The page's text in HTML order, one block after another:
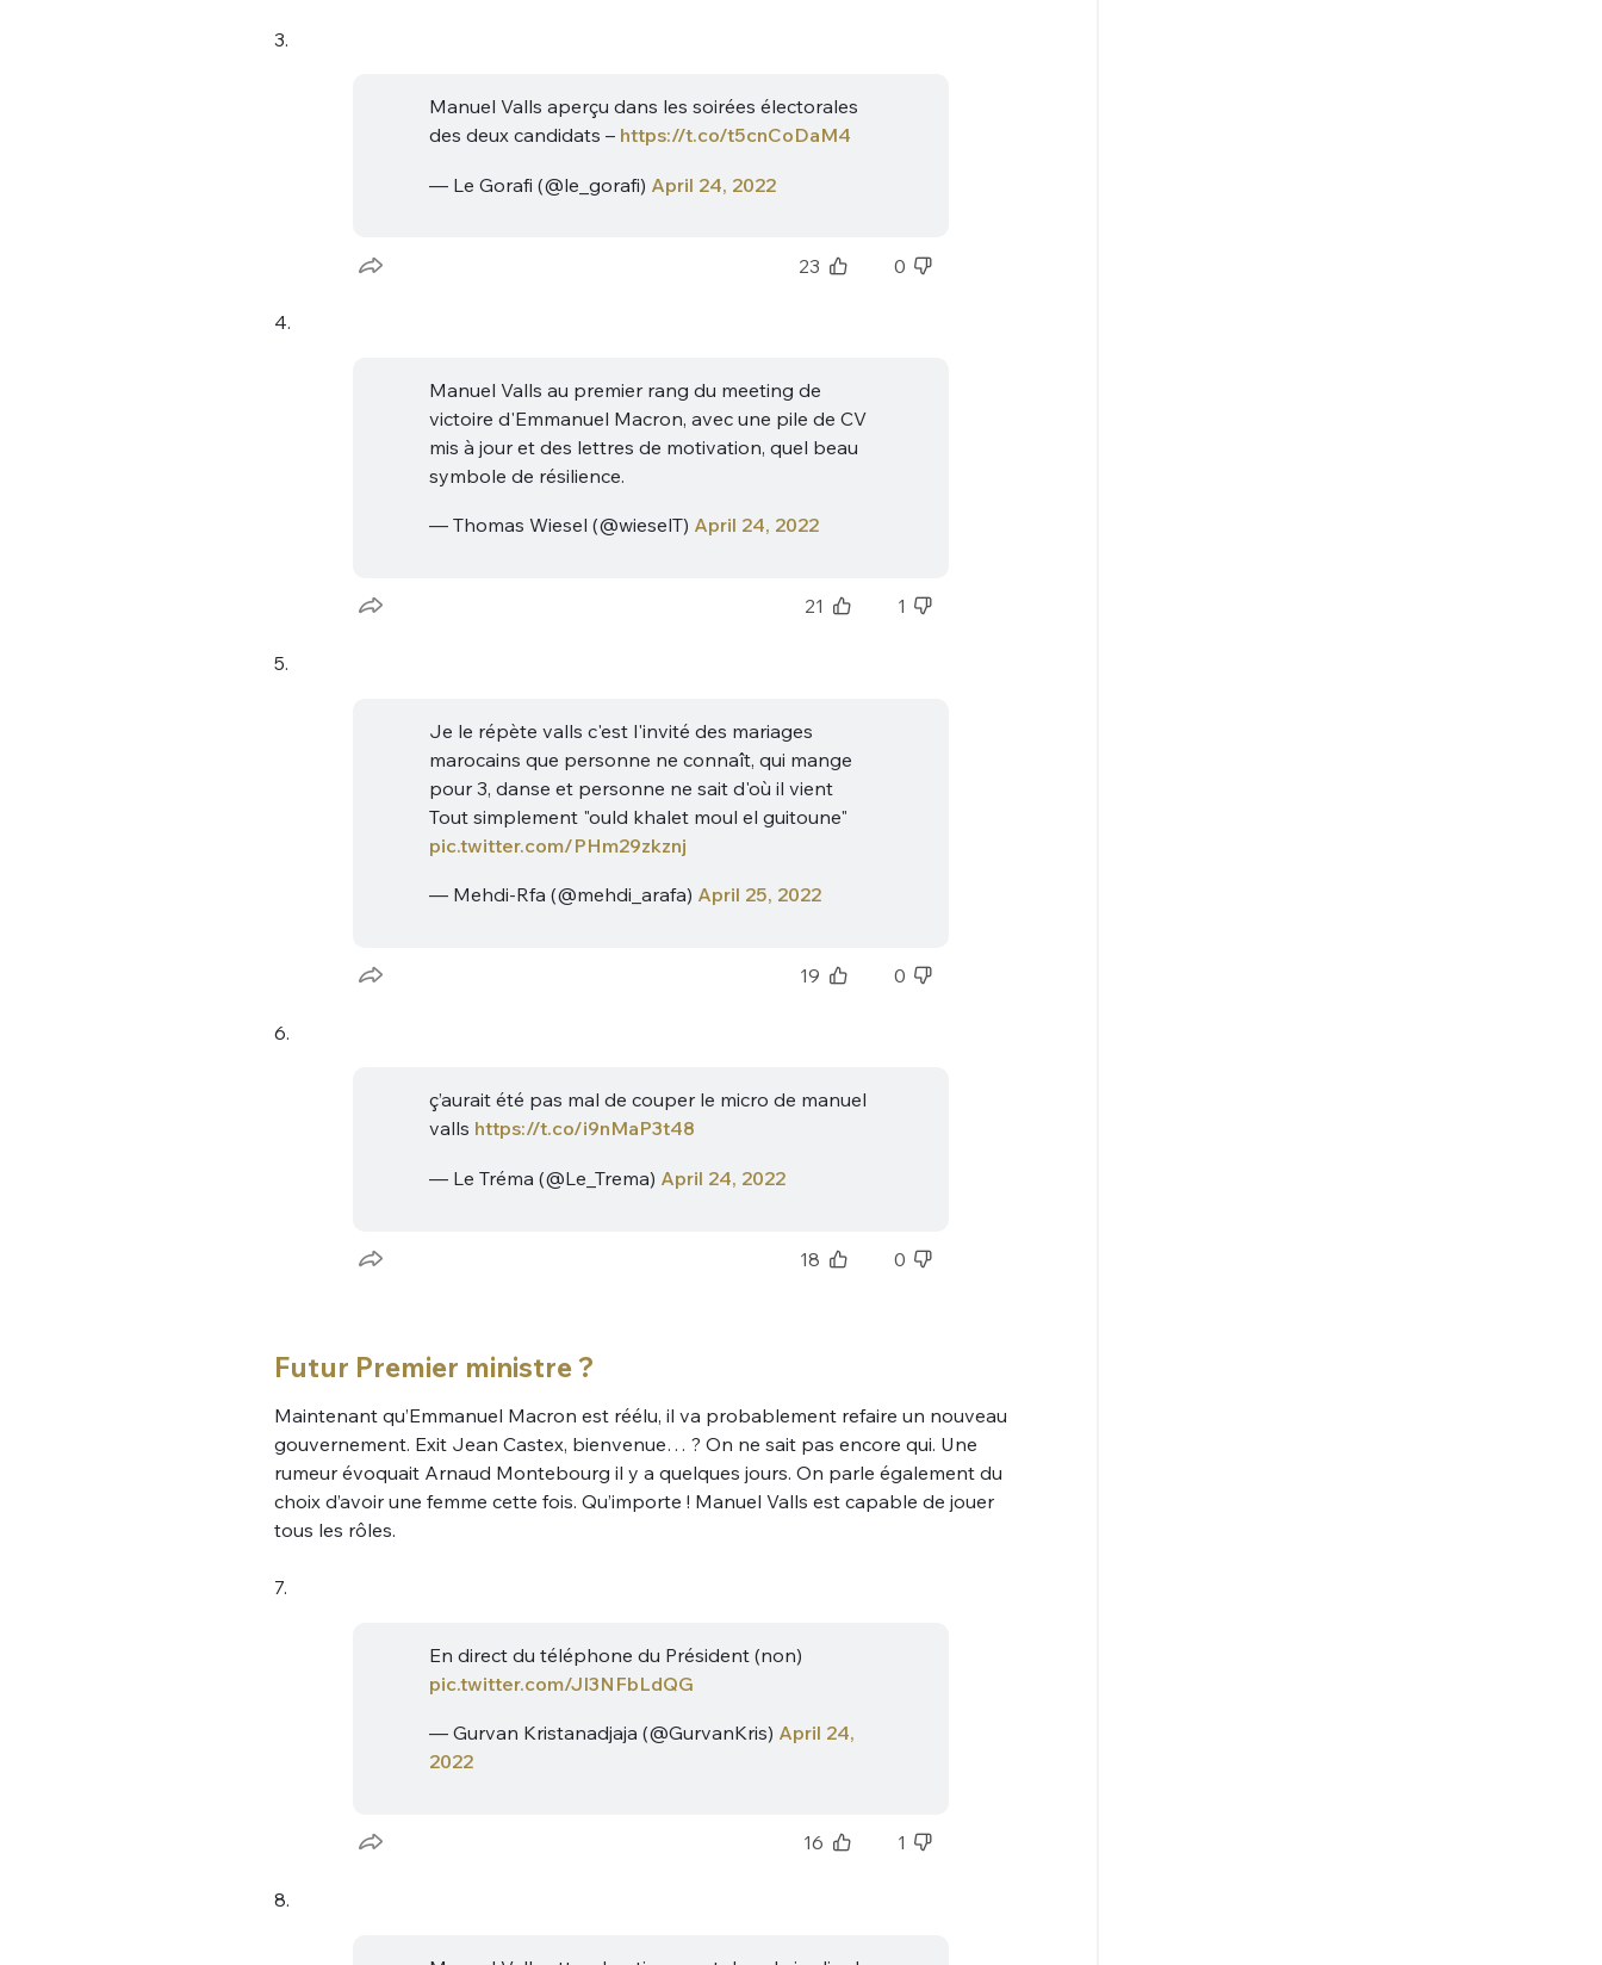
3.
Manuel Valls aperçu dans les soirées électorales
des deux candidats – https://t.co/t5cnCoDaM4
— Le Gorafi (@le_gorafi) April 24, 2022
23 0
4.
Manuel Valls au premier rang du meeting de
victoire d'Emmanuel Macron, avec une pile de CV
mis à jour et des lettres de motivation, quel beau
symbole de résilience.
— Thomas Wiesel (@wieselT) April 24, 2022
21 1
5.
Je le répète valls c'est l'invité des mariages
marocains que personne ne connaît, qui mange
pour 3, danse et personne ne sait d'où il vient
Tout simplement "ould khalet moul el guitoune"
pic.twitter.com/PHm29zkznj
— Mehdi-Rfa (@mehdi_arafa) April 25, 2022
19 0
6.
ç’aurait été pas mal de couper le micro de manuel
valls https://t.co/i9nMaP3t48
— Le Tréma (@Le_Trema) April 24, 2022
18 0
Futur Premier ministre ?
Maintenant qu’Emmanuel Macron est réélu, il va probablement refaire un nouveau
gouvernement. Exit Jean Castex, bienvenue… ? On ne sait pas encore qui. Une
rumeur évoquait Arnaud Montebourg il y a quelques jours. On parle également du
choix d’avoir une femme cette fois. Qu’importe ! Manuel Valls est capable de jouer
tous les rôles.
7.
En direct du téléphone du Président (non)
pic.twitter.com/JI3NFbLdQG
— Gurvan Kristanadjaja (@GurvanKris) April 24,
2022
16 1
8.
Bienvenue !
tweets
C'EST PARTI
sélection
M'INSCRIRE
ME CONNECTER